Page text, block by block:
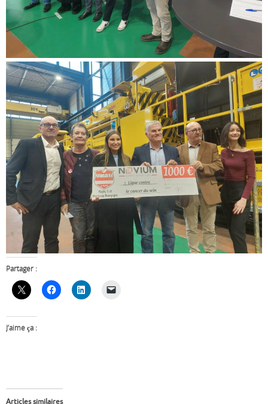
Partager :
J’aime ça :
Articles similaires